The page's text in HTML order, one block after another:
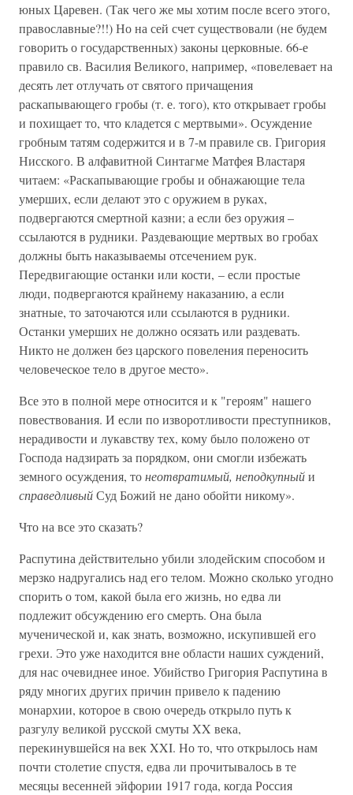
юных Царевен. (Так чего же мы хотим после всего этого,
православные?!!) Но на сей счет существовали (не будем
говорить о государственных) законы церковные. 66-е
правило св. Василия Великого, например, «повелевает на
десять лет отлучать от святого причащения
раскапывающего гробы (т. е. того), кто открывает гробы
и похищает то, что кладется с мертвыми». Осуждение
гробным татям содержится и в 7-м правиле св. Григория
Нисского. В алфавитной Синтагме Матфея Властаря
читаем: «Раскапывающие гробы и обнажающие тела
умерших, если делают это с оружием в руках,
подвергаются смертной казни; а если без оружия –
ссылаются в рудники. Раздевающие мертвых во гробах
должны быть наказываемы отсечением рук.
Передвигающие останки или кости, – если простые
люди, подвергаются крайнему наказанию, а если
знатные, то заточаются или ссылаются в рудники.
Останки умерших не должно осязать или раздевать.
Никто не должен без царского повеления переносить
человеческое тело в другое место».
Все это в полной мере относится и к "героям" нашего
повествования. И если по изворотливости преступников,
нерадивости и лукавству тех, кому было положено от
Господа надзирать за порядком, они смогли избежать
земного осуждения, тонеотвратимый, неподкупныйи
справедливыйСуд Божий не дано обойти никому».
Что на все это сказать?
Распутина действительно убили злодейским способом и
мерзко надругались над его телом. Можно сколько угодно
спорить о том, какой была его жизнь, но едва ли
подлежит обсуждению его смерть. Она была
мученической и, как знать, возможно, искупившей его
грехи. Это уже находится вне области наших суждений,
для нас очевиднее иное. Убийство Григория Распутина в
ряду многих других причин привело к падению
монархии, которое в свою очередь открыло путь к
разгулу великой русской смуты XX века,
перекинувшейся на век XXI. Но то, что открылось нам
почти столетие спустя, едва ли прочитывалось в те
месяцы весенней эйфории 1917 года, когда Россия